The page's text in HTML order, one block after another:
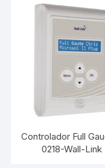
Controlador Full
0218-Wall-Link